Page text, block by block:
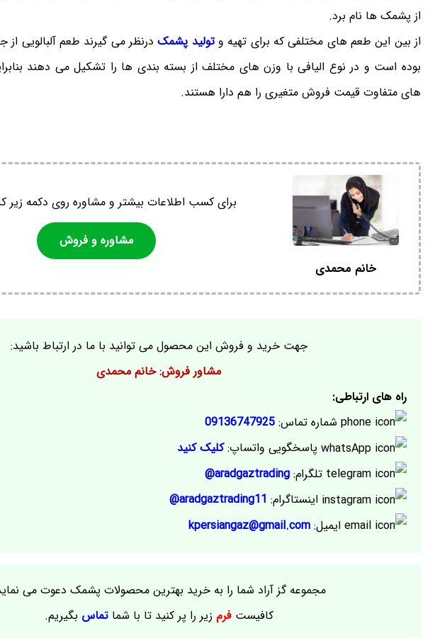
از پشمک ها نام برد.
از بین این طعم های مختلفی که برای تهیه وتولید پشمکدرنظر می گیرند طعم آلبالویی
بوده است و در نوع الیافی با وزن های مختلف از بسته بندی ها را تشکیل می دهند
های متفاوت قیمت فروش متغیری را هم دارا هستند.
خانم محمدی
برای کسب اطلاعات بیشتر و مشاوره روی دکمه زیر
مشاوره و فروش
جهت خرید و فروش این محصول می توانید با ما در ارتباط باشید:
مشاور فروش: خانم محمدی
راه های ارتباطی:
شماره تماس: 09136747925
پاسخگویی واتساپ:کلیک کنید
تلگرام: aradgaztrading@
اینستاگرام: aradgaztrading11@
ایمیل: kpersiangaz@gmail.com
مجموعه گز آراد شما را به خرید بهترین محصولات پشمک دعوت می
کافیستفرم زیر را پر کنید تا با شماتماس بگیریم.